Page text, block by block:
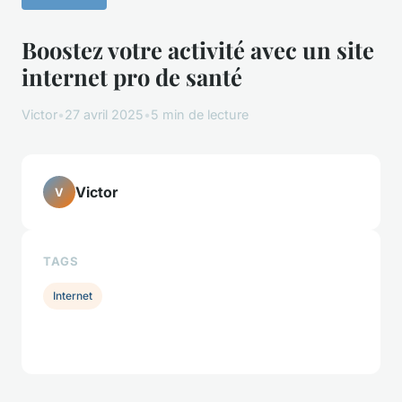
Boostez votre activité avec un site
internet pro de santé
Victor•27 avril 2025•5 min de lecture
V Victor
TAGS
Internet